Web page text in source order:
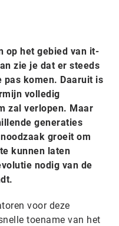
op het gebied van it-
zie je dat er steeds
pas komen. Daaruit is
volledig
zal verlopen. Maar
generaties
groeit om
kunnen laten
nodig van de
voor deze
toename van het